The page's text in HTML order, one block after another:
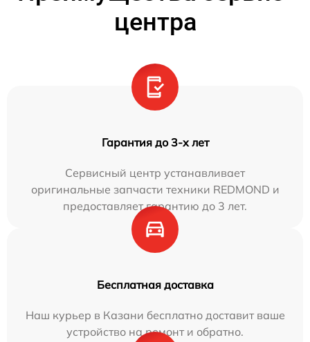
центра
Гарантия до 3-х лет
Сервисный центр устанавливает
оригинальные запчасти техники REDMOND и
предоставляет гарантию до 3 лет.
Бесплатная доставка
Наш курьер в Казани бесплатно доставит ваше
устройство на ремонт и обратно.